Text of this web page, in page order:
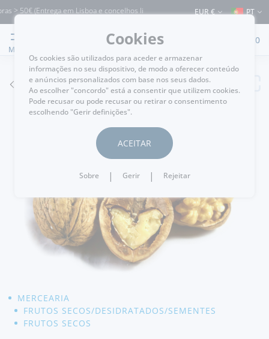
> 50€ (Entrega em Lisboa e concelhos limítrofes) ⚠️ Envios para Portugal e
EUR € PT
MENU
0
VOLTAR
MERCEARIA
FRUTOS SECOS/DESIDRATADOS/SEMENTES
FRUTOS SECOS
Cookies
Os cookies são utilizados para aceder e armazenar
informações no seu dispositivo, de modo a oferecer conteúdo
e anúncios personalizados com base nos seus dados.
Ao escolher "concordo" está a consentir que utilizem cookies.
Pode recusar ou pode recusar ou retirar o consentimento
escolhendo "Gerir definições".
ACEITAR
Sobre | Gerir | Rejeitar